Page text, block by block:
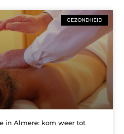
GEZONDHEID
in Almere: kom weer tot